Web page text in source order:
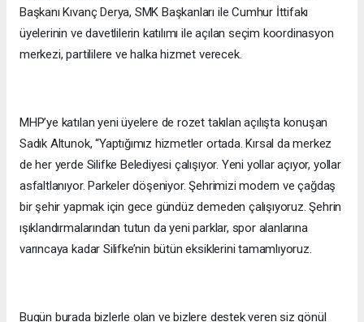
Başkanı Kıvanç Derya, SMK Başkanları ile Cumhur İttifakı
üyelerinin ve davetlilerin katılımı ile açılan seçim koordinasyon
merkezi, partililere ve halka hizmet verecek.
MHP’ye katılan yeni üyelere de rozet takılan açılışta konuşan
Sadık Altunok, “Yaptığımız hizmetler ortada. Kırsal da merkez
de her yerde Silifke Belediyesi çalışıyor. Yeni yollar açıyor, yollar
asfaltlanıyor. Parkeler döşeniyor. Şehrimizi modern ve çağdaş
bir şehir yapmak için gece gündüz demeden çalışıyoruz. Şehrin
ışıklandırmalarından tutun da yeni parklar, spor alanlarına
varıncaya kadar Silifke’nin bütün eksiklerini tamamlıyoruz.
Bugün burada bizlerle olan ve bizlere destek veren siz gönül